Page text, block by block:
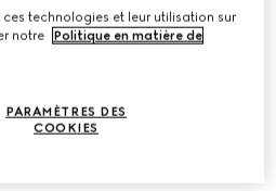
technologies et leur utilisation sur
notre
Politique en matière de
PARAMÈTRES DES
COOKIES